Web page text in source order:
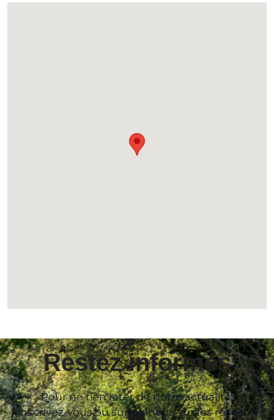
Restez informés
Pour ne rien rater de notre actualité,
inscrivez-vous ou suivez-nous sur les réseaux